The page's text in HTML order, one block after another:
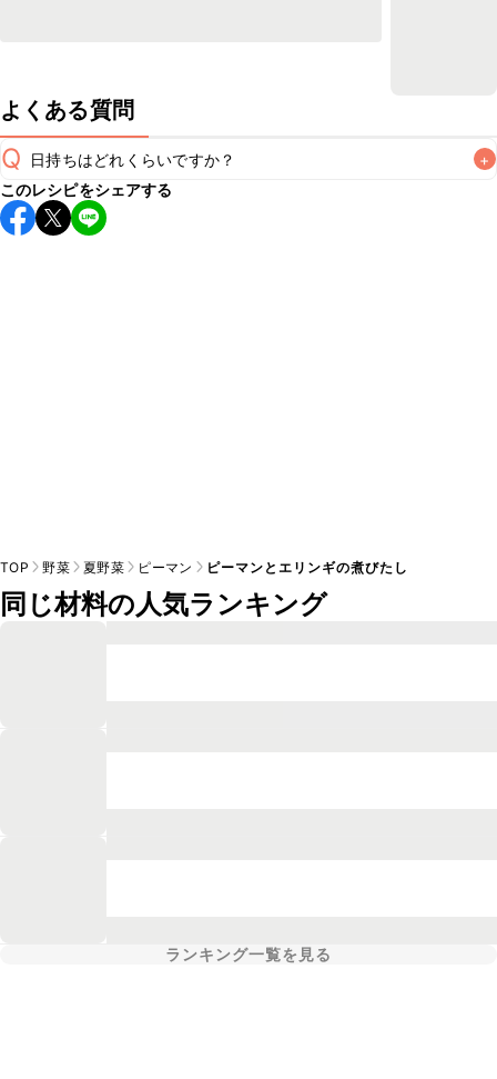
よくある質問
Q 日持ちはどれくらいですか？ +
保存期間は冷蔵で翌日中が目安です。なるべくお早めにお召
し上がりください。
このレシピをシェアする
TOP 野菜 夏野菜 ピーマン ピーマンとエリンギの煮びたし
同じ材料の人気ランキング
ランキング一覧を見る